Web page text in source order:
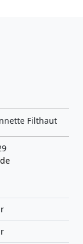
Filthaut